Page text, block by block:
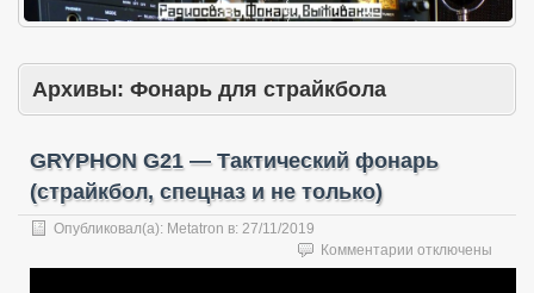
Архивы: Фонарь для страйкбола
GRYPHON G21 — Тактический фонарь
(страйкбол, спецназ и не только)
Опубликовал(а): Metatron в: 27/11/2019
Комментарии к
записи
отключены